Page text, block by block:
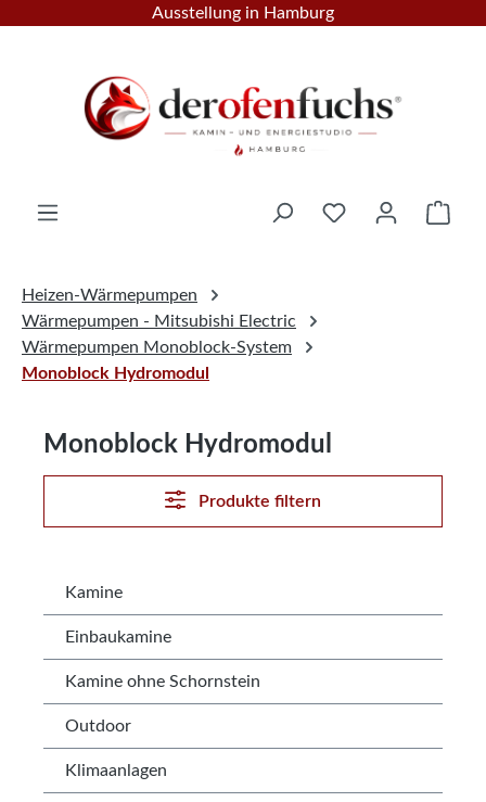
Zum Hauptinhalt springen
Ausstellung in Hamburg
Heizen-Wärmepumpen
Wärmepumpen - Mitsubishi Electric
Wärmepumpen Monoblock-System
Monoblock Hydromodul
Monoblock Hydromodul
Produkte filtern
Kamine
Einbaukamine
Kamine ohne Schornstein
Outdoor
Klimaanlagen